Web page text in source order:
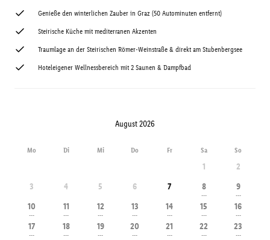
Genieße den winterlichen Zauber in Graz (50 Autominuten entfernt)
Steirische Küche mit mediterranen Akzenten
Traumlage an der Steirischen Römer-Weinstraße & direkt am Stubenbergsee
Hoteleigener Wellnessbereich mit 2 Saunen & Dampfbad
August 2026
Mo Di Mi Do Fr Sa So
1
2
3
4 5 6 7 8
---
9
---
10
---
11
---
12
---
13
---
14
---
15
---
16
---
17
---
18
---
19
---
20
---
21
---
22
---
23
---